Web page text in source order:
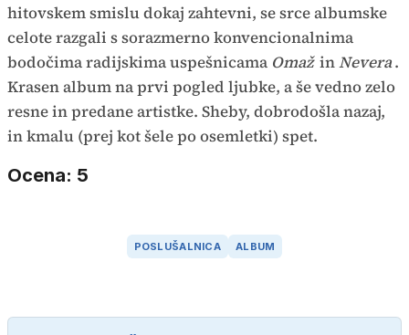
hitovskem smislu dokaj zahtevni, se srce albumske
celote razgali s sorazmerno konvencionalnima
bodočima radijskima uspešnicama Omaž inNevera.
Krasen album na prvi pogled ljubke, a še vedno zelo
resne in predane artistke. Sheby, dobrodošla nazaj,
in kmalu (prej kot šele po osemletki) spet.
Ocena: 5
POSLUŠALNICA ALBUM